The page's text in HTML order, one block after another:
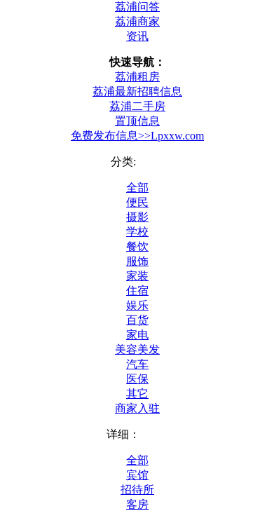
荔浦问答
荔浦商家
资讯
快速导航：
荔浦租房
荔浦最新招聘信息
荔浦二手房
置顶信息
免费发布信息>>Lpxxw.com
分类:
全部
便民
摄影
学校
餐饮
服饰
家装
住宿
娱乐
百货
家电
美容美发
汽车
医保
其它
商家入驻
详细：
全部
宾馆
招待所
客房